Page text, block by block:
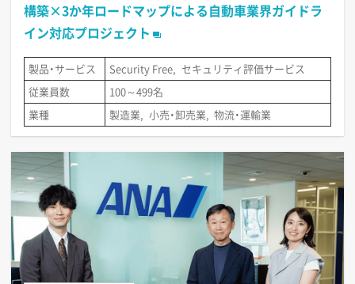
構築×3か年ロードマップによる自動車業界ガイドラ
イン対応プロジェクト
製品・サービス Security Free
セキュリティ評価サービス
従業員数
100～499名
業種
製造業 小売・卸売業 物流・運輸業